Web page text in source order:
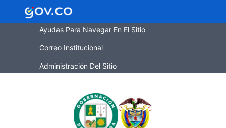
Ayudas Para Navegar En El Sitio
Correo Institucional
Administración Del Sitio